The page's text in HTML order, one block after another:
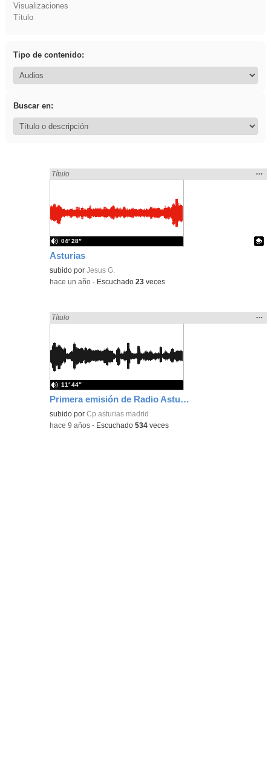
Visualizaciones
Título
Tipo de contenido:
Buscar en:
Asturias
Encontrado «Asturias» en:
Título
la
…
Contenido educativo.
subido porJesus G.
04′ 28″
-hace un año - Escuchado23 veces
Primera emisión de Radio Asturias
Encontrado «Asturias» en:
Título
la
…
subido porCp asturias madrid
11′ 44″
-hace 9 años - Escuchado534 veces